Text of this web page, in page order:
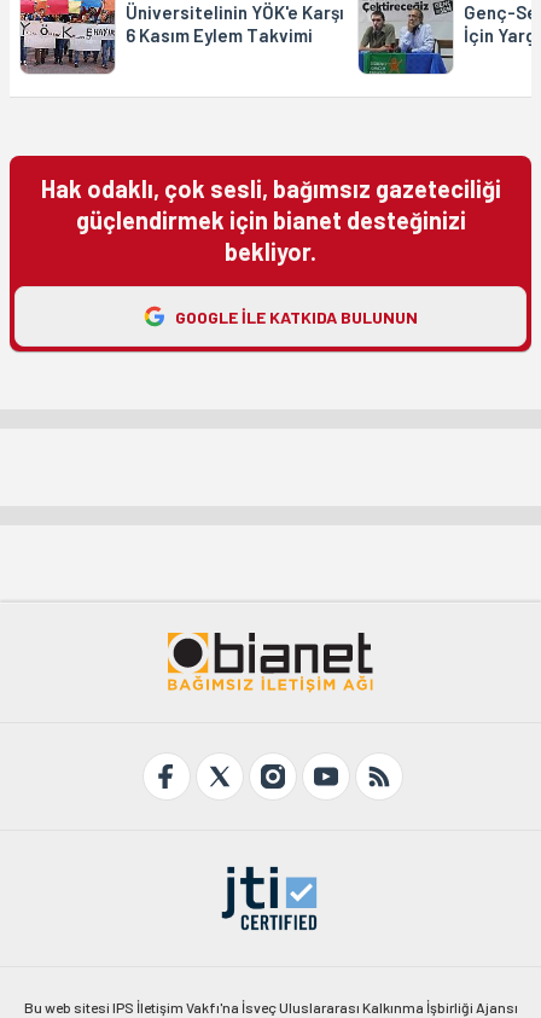
Üniversitelinin YÖK'e Karşı
6 Kasım Eylem Takvimi
Genç-
İçin
Hak odaklı, çok sesli, bağımsız gazeteciliği
güçlendirmek için bianet desteğinizi
bekliyor.
GOOGLE ILE KATKIDA BULUNUN
Bu web sitesi IPS İletişim Vakfı'na İsveç Uluslararası Kalkınma İşbirliği Ajansı